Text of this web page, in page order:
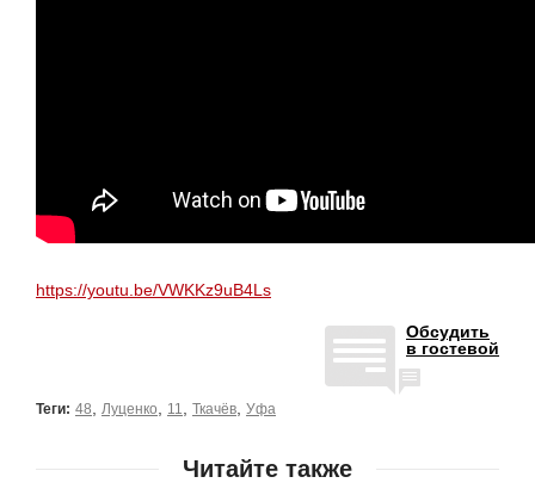
https://youtu.be/VWKKz9uB4Ls
Обсудить
в гостевой
Теги: 48 Луценко 11 Ткачёв Уфа
Читайте также